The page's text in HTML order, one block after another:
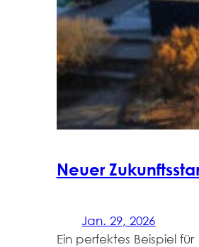
Neuer
Jan. 29, 2026
Ein perfektes Beispiel für